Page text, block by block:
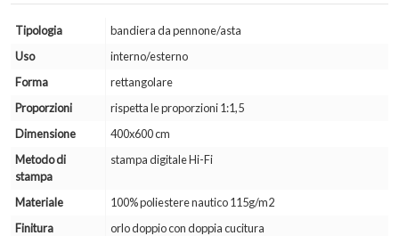
Tipologia
bandiera da pennone/asta
Uso
interno/esterno
Forma
rettangolare
Proporzioni
rispetta le proporzioni 1:1,5
Dimensione
400x600 cm
Metodo di
stampa
stampa digitale Hi-Fi
Materiale
100% poliestere nautico 115g/m2
Finitura
orlo doppio con doppia cucitura